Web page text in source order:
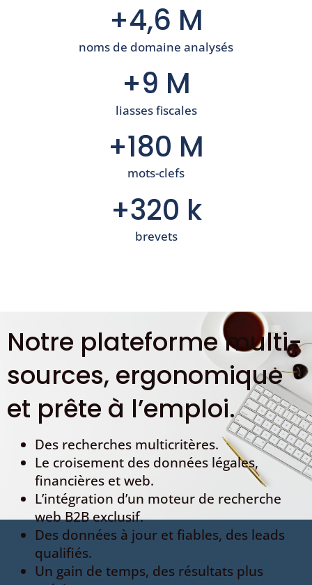
+4,6 M
noms de domaine analysés
+9 M
liasses fiscales
+180 M
mots-clefs
+320 k
brevets
Notre plateforme multi-
sources, ergonomique
et prête à l’emploi.
Des recherches multicritères.
Le croisement des données légales,
financières et web.
L’intégration d’un moteur de recherche
web B2B exclusif.
Des données à jour et fiables, des leads
qualifiés.
Un gain de temps, des résultats plus